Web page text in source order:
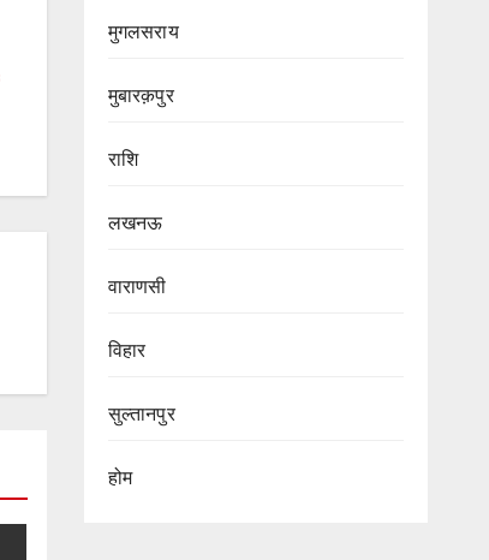
मुगलसराय
मुबारक़पुर
राशि
लखनऊ
वाराणसी
विहार
सुल्तानपुर
होम